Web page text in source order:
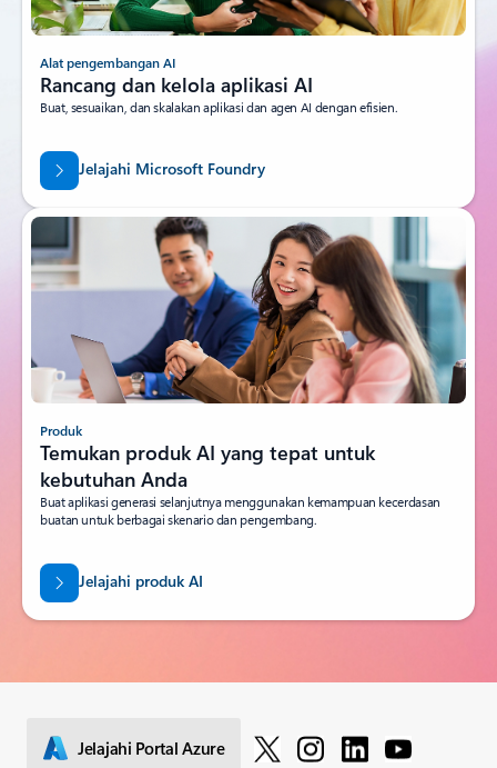
Alat pengembangan AI
Rancang dan kelola aplikasi AI
Buat, sesuaikan, dan skalakan aplikasi dan agen AI dengan efisien.
Jelajahi Microsoft Foundry
Produk
Temukan produk AI yang tepat untuk
kebutuhan Anda
Buat aplikasi generasi selanjutnya menggunakan kemampuan kecerdasan
buatan untuk berbagai skenario dan pengembang.
Jelajahi produk AI
Jelajahi Portal Azure